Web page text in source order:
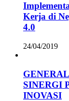
Kerja di
4.0
24/04/2019
SINERGI
INOVASI